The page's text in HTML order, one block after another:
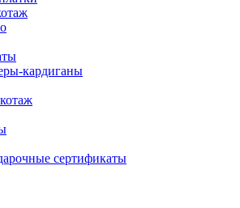
кардиганы
сертификаты